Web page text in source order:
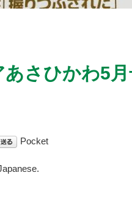
さひかわ5
Pocket
.